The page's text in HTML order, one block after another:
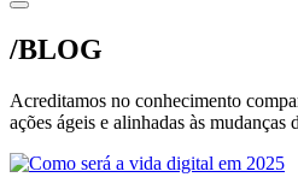
/BLOG
Acreditamos no conhecimento
ações ágeis e alinhadas às mudanças